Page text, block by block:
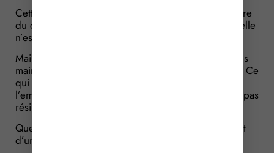
Cette possibilité s’ouvre notamment lorsque la rupture
du contrat ouvre droit à l’assurance chômage et qu’elle
n’est pas consécutive à une faute lourde.
Mais elle connaît une limite importante : les garanties
maintenues sont celles en vigueur dans l’entreprise. Ce
qui suppose que le contrat collectif souscrit par
l’employeur auprès de l’organisme assureur ne soit pas
résilié.
Que se passe-t-il alors lorsque l’entreprise fait l’objet
d’une liquidation judiciaire ?